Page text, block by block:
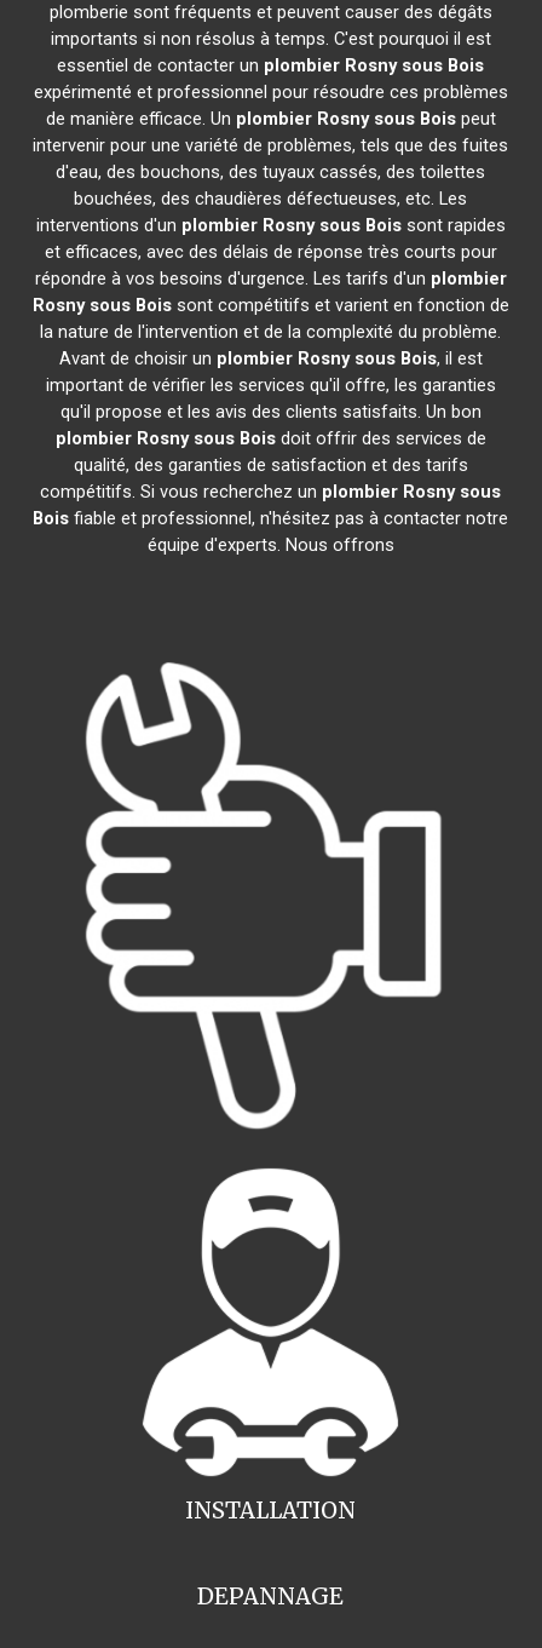
plomberie sont fréquents et peuvent causer des dégâts
importants si non résolus à temps. C'est pourquoi il est
essentiel de contacter un plombier Rosny sous Bois
expérimenté et professionnel pour résoudre ces problèmes
de manière efficace. Un plombier Rosny sous Boispeut
intervenir pour une variété de problèmes, tels que des fuites
d'eau, des bouchons, des tuyaux cassés, des toilettes
bouchées, des chaudières défectueuses, etc. Les
interventions d'un plombier Rosny sous Boissont rapides
et efficaces, avec des délais de réponse très courts pour
répondre à vos besoins d'urgence. Les tarifs d'un plombier
Rosny sous Boissont compétitifs et varient en fonction de
la nature de l'intervention et de la complexité du problème.
Avant de choisir un plombier Rosny sous Bois, il est
important de vérifier les services qu'il offre, les garanties
qu'il propose et les avis des clients satisfaits. Un bon
plombier Rosny sous Boisdoit offrir des services de
qualité, des garanties de satisfaction et des tarifs
compétitifs. Si vous recherchez un plombier Rosny sous
Bois fiable et professionnel, n'hésitez pas à contacter notre
équipe d'experts. Nous offrons
INSTALLATION
DEPANNAGE